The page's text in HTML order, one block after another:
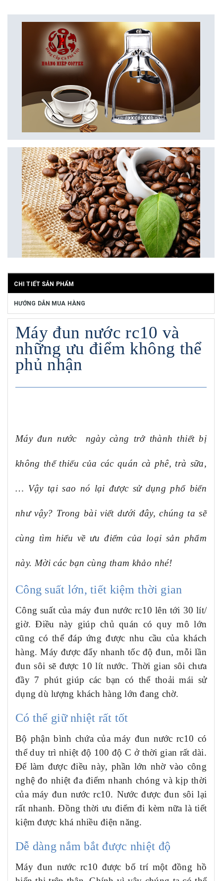
CHI TIẾT SẢN PHẨM
HƯỚNG DẪN MUA HÀNG
Máy đun nước rc10 và
những ưu điểm không thể
phủ nhận
Máy đun nước ngày càng trở thành thiết bị
không thể thiếu của các quán cà phê, trà sữa,
… Vậy tại sao nó lại được sử dụng phổ biến
như vậy? Trong bài viết dưới đây, chúng ta sẽ
cùng tìm hiểu về ưu điểm của loại sản phẩm
này. Mời các bạn cùng tham khảo nhé!
Công suất lớn, tiết kiệm thời gian
Công suất của máy đun nước rc10 lên tới 30 lít/
giờ. Điều này giúp chủ quán có quy mô lớn
cũng có thể đáp ứng được nhu cầu của khách
hàng. Máy được đẩy nhanh tốc độ đun, mỗi lần
đun sôi sẽ được 10 lít nước. Thời gian sôi chưa
đầy 7 phút giúp các bạn có thể thoải mái sử
dụng dù lượng khách hàng lớn đang chờ.
Có thể giữ nhiệt rất tốt
Bộ phận bình chứa của máy đun nước rc10 có
thể duy trì nhiệt độ 100 độ C ở thời gian rất dài.
Để làm được điều này, phần lớn nhờ vào công
nghệ đo nhiệt đa điểm nhanh chóng và kịp thời
của máy đun nước rc10. Nước được đun sôi lại
rất nhanh. Đồng thời ưu điểm đi kèm nữa là tiết
kiệm được khá nhiều điện năng.
Dễ dàng nắm bắt được nhiệt độ
Máy đun nước rc10 được bố trí một đồng hồ